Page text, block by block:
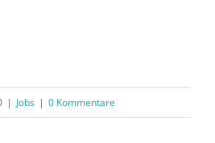
| Jobs | 0 Kommentare